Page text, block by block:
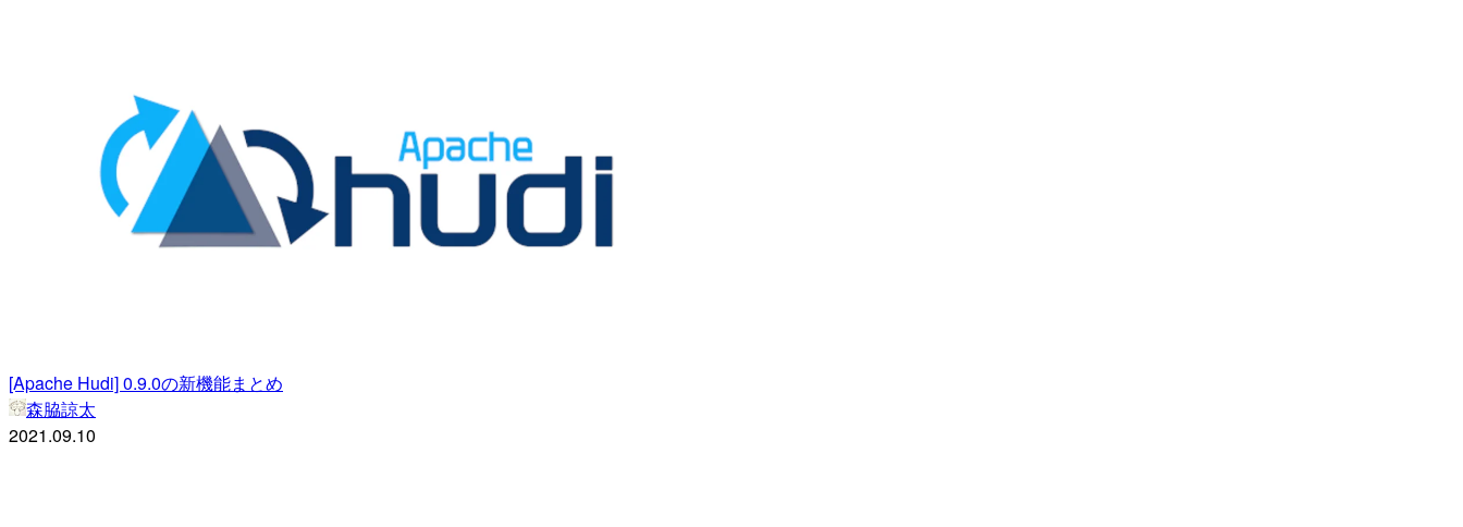
[Apache Hudi] 0.9.0の新機能まとめ
森脇諒太
2021.09.10